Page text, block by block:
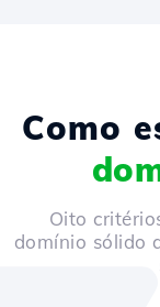
Como
Oito
domínio sólido